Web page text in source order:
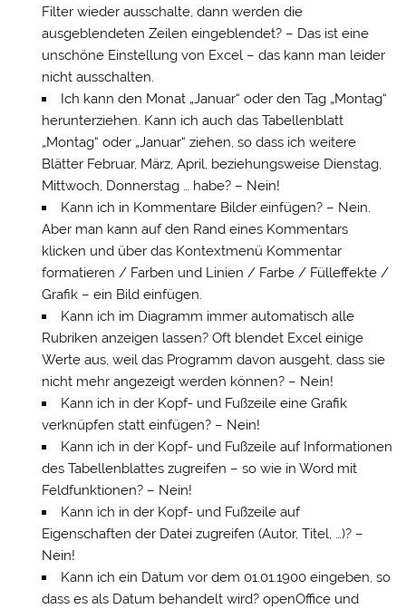
Filter wieder ausschalte, dann werden die
ausgeblendeten Zeilen eingeblendet? – Das ist eine
unschöne Einstellung von Excel – das kann man leider
nicht ausschalten.
Ich kann den Monat „Januar“ oder den Tag „Montag“
herunterziehen. Kann ich auch das Tabellenblatt
„Montag“ oder „Januar“ ziehen, so dass ich weitere
Blätter Februar, März, April, beziehungsweise Dienstag,
Mittwoch, Donnerstag … habe? – Nein!
Kann ich in Kommentare Bilder einfügen? – Nein.
Aber man kann auf den Rand eines Kommentars
klicken und über das Kontextmenü Kommentar
formatieren / Farben und Linien / Farbe / Fülleffekte /
Grafik – ein Bild einfügen.
Kann ich im Diagramm immer automatisch alle
Rubriken anzeigen lassen? Oft blendet Excel einige
Werte aus, weil das Programm davon ausgeht, dass sie
nicht mehr angezeigt werden können? – Nein!
Kann ich in der Kopf- und Fußzeile eine Grafik
verknüpfen statt einfügen? – Nein!
Kann ich in der Kopf- und Fußzeile auf Informationen
des Tabellenblattes zugreifen – so wie in Word mit
Feldfunktionen? – Nein!
Kann ich in der Kopf- und Fußzeile auf
Eigenschaften der Datei zugreifen (Autor, Titel, …)? –
Nein!
Kann ich ein Datum vor dem 01.01.1900 eingeben, so
dass es als Datum behandelt wird? openOffice und